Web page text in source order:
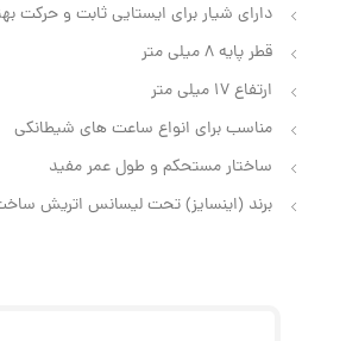
دارای شیار برای ایستایی ثابت و حرکت
قطر پایه 8 میلی متر
ارتفاع 17 میلی متر
مناسب برای انواع ساعت‌ های شیطانکی
ساختار مستحکم و طول عمر مفید
برند (اینسایز) تحت لیسانس اتریش